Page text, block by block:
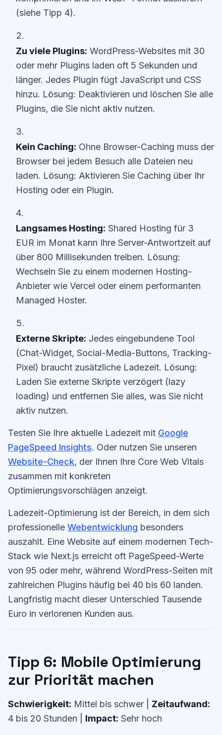
(siehe Tipp 4).
Zu viele Plugins: WordPress-Websites mit 30
oder mehr Plugins laden oft 5 Sekunden und
länger. Jedes Plugin fügt JavaScript und CSS
hinzu. Lösung: Deaktivieren und löschen Sie alle
Plugins, die Sie nicht aktiv nutzen.
Kein Caching: Ohne Browser-Caching muss der
Browser bei jedem Besuch alle Dateien neu
laden. Lösung: Aktivieren Sie Caching über Ihr
Hosting oder ein Plugin.
Langsames Hosting: Shared Hosting für 3
EUR im Monat kann Ihre Server-Antwortzeit auf
über 800 Millisekunden treiben. Lösung:
Wechseln Sie zu einem modernen Hosting-
Anbieter wie Vercel oder einem performanten
Managed Hoster.
Externe Skripte: Jedes eingebundene Tool
(Chat-Widget, Social-Media-Buttons, Tracking-
Pixel) braucht zusätzliche Ladezeit. Lösung:
Laden Sie externe Skripte verzögert (lazy
loading) und entfernen Sie alles, was Sie nicht
aktiv nutzen.
Testen Sie Ihre aktuelle Ladezeit mit Google
PageSpeed Insights. Oder nutzen Sie unseren
Website-Check, der Ihnen Ihre Core Web Vitals
zusammen mit konkreten
Optimierungsvorschlägen anzeigt.
Ladezeit-Optimierung ist der Bereich, in dem sich
professionelle Webentwicklung besonders
auszahlt. Eine Website auf einem modernen Tech-
Stack wie Next.js erreicht oft PageSpeed-Werte
von 95 oder mehr, während WordPress-Seiten mit
zahlreichen Plugins häufig bei 40 bis 60 landen.
Langfristig macht dieser Unterschied Tausende
Euro in verlorenen Kunden aus.
Tipp 6: Mobile Optimierung
zur Priorität machen
Schwierigkeit: Mittel bis schwer | Zeitaufwand:
4 bis 20 Stunden | Impact: Sehr hoch